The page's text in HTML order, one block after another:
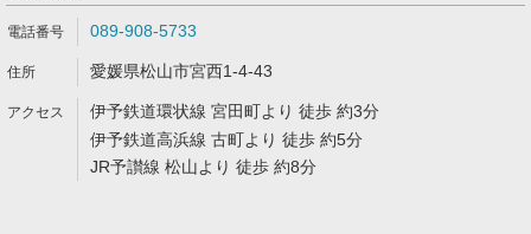
089-908-5733
愛媛県松山市宮西1-4-43
伊予鉄道環状線 宮田町より 徒歩 約3分
伊予鉄道高浜線 古町より 徒歩 約5分
JR予讃線 松山より 徒歩 約8分